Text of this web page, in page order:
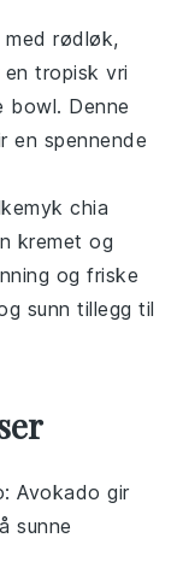
medrødløk,
tropisk vri
bowl. Denne
en spennende
chia
kremet og
ogfriske
sunn tillegg til
: Avokado gir
sunne